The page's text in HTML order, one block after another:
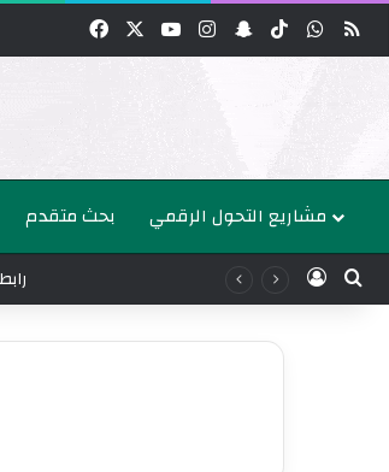
فيسبوك ‫YouTubeانستقرام
سناب تشات
‫TikTok واتساب
بحث متقدم مشاريع التحول الرقمي